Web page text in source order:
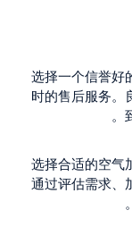
选择一个信誉好
时的售后服务。
选择合适的空气
通过评估需求、